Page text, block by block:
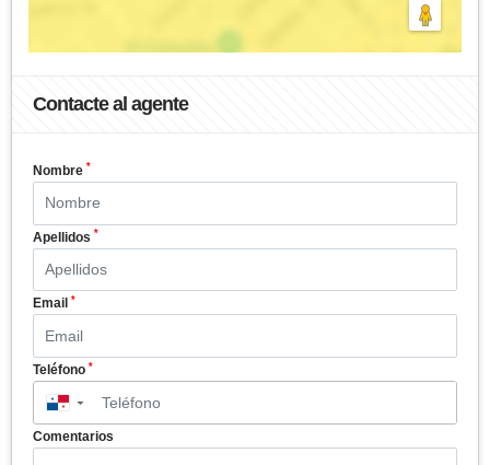
Contacte al agente
Nombre *
Apellidos *
Email *
Teléfono *
▼
Comentarios